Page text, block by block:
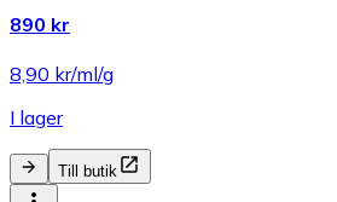
890 kr
8,90 kr/ml/g
I lager
Till butik